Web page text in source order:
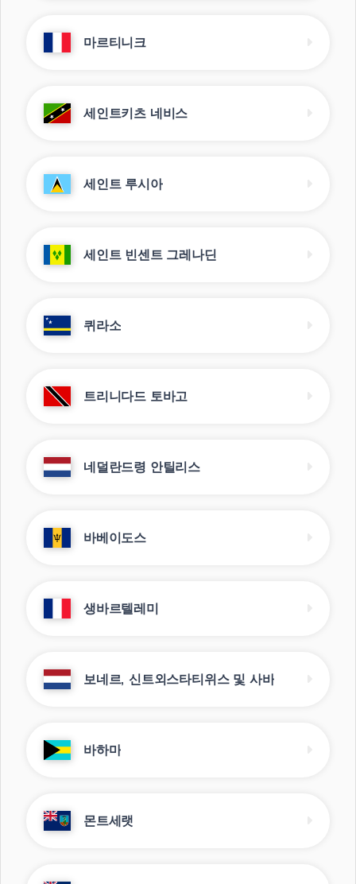
마르티니크
세인트키츠 네비스
세인트 루시아
세인트 빈센트 그레나딘
퀴라소
트리니다드 토바고
네덜란드령 안틸리스
바베이도스
생바르텔레미
보네르, 신트외스타티위스 및 사바
바하마
몬트세랫